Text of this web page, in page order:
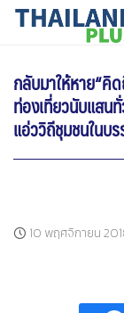
Skip
กลับมาให้หาย“คิ
ท่องเที่ยวนับแสน
แอ่ววิถีชุมชนในบ
10 พฤศจิกายน